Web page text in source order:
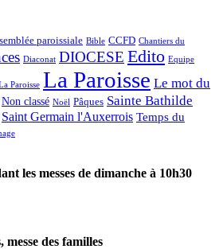
paroissiale Bible CCFD Chantiers du
Diaconat DIOCESE Edito Equipe
Paroisse La Paroisse Le mot du
Non classé Noël Pâques Sainte Bathilde
Saint Germain l'Auxerrois Temps du
les messes de dimanche à 10h30
messe des familles